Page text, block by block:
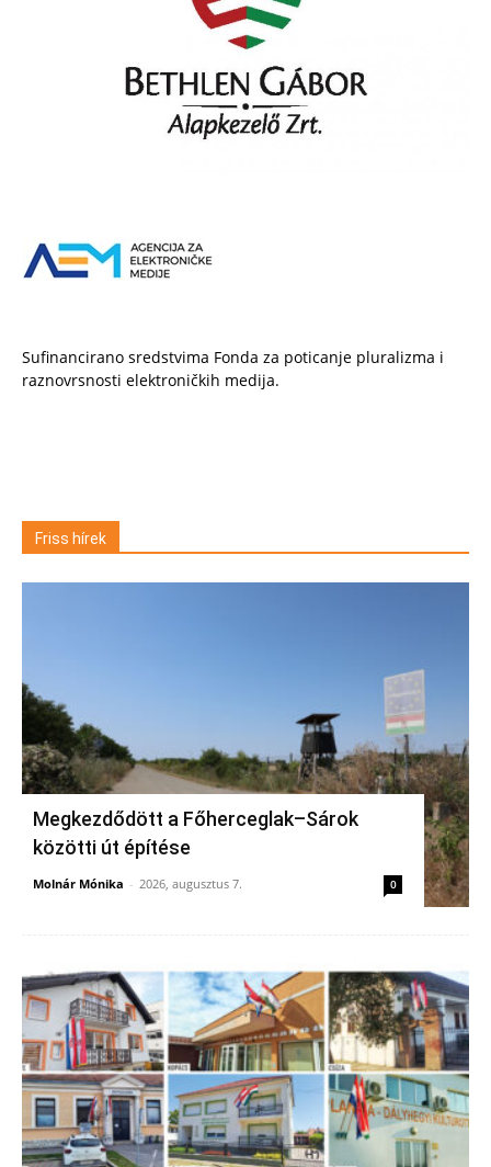
Sufinancirano sredstvima Fonda za poticanje pluralizma i
raznovrsnosti elektroničkih medija.
Friss hírek
Megkezdődött a Főherceglak–Sárok
közötti út építése
Molnár Mónika - 2026, augusztus 7. 0